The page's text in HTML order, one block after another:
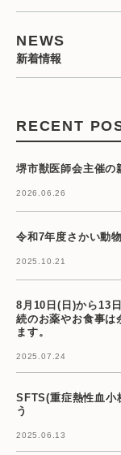
NEWS
新着情報
RECENT
堺市獣医師会主催の
2026.06.26
令和7年度さかい動
2025.10.21
8月10日(日)から13
続のお薬やお食事は
ます。
2025.07.24
SFTS(重症熱性血小
う
2025.06.13